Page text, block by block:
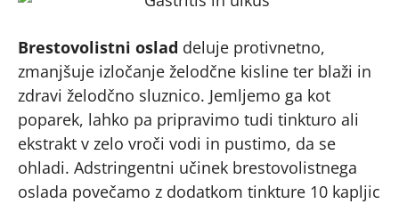
Brestovolistni oslad deluje protivnetno,
zmanjšuje izločanje želodčne kisline ter blaži in
zdravi želodčno sluznico. Jemljemo ga kot
poparek, lahko pa pripravimo tudi tinkturo ali
ekstrakt v zelo vroči vodi in pustimo, da se
ohladi. Adstringentni učinek brestovolistnega
oslada povečamo z dodatkom tinkture 10 kapljic